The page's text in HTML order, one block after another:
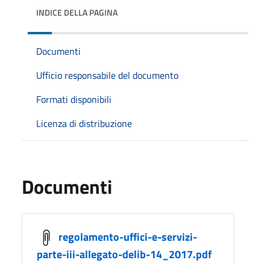
INDICE DELLA PAGINA
Documenti
Ufficio responsabile del documento
Formati disponibili
Licenza di distribuzione
Documenti
regolamento-uffici-e-servizi-
parte-iii-allegato-delib-14_2017.pdf